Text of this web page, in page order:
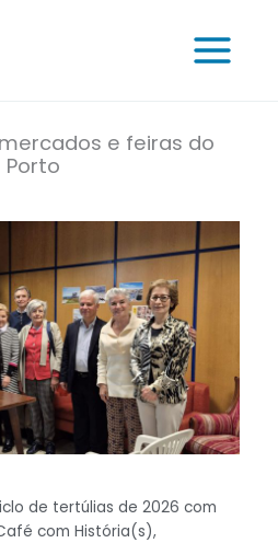
e feiras do
Porto
de tertúlias de 2026 com
com História(s),